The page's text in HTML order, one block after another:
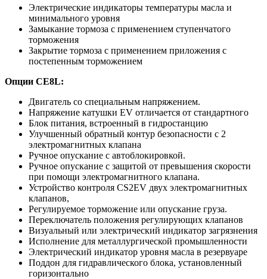
Электрические индикаторы температуры масла и
минимального уровня
Замыкание тормоза с применением ступенчатого
торможения
Закрытие тормоза с применением приложения с
постепенным торможением
Опции CE8L:
Двигатель со специальным напряжением.
Напряжение катушки EV отличается от стандартного
Блок питания, встроенный в гидростанцию
Улучшенный обратный контур безопасности с 2
электромагнитных клапана
Ручное опускание с автоблокировкой.
Ручное опускание с защитой от превышения скорости
при помощи электромагнитного клапана.
Устройство контроля CS2EV двух электромагнитных
клапанов,
Регулируемое торможение или опускание груза.
Переключатель положения регулирующих клапанов
Визуальный или электрический индикатор загрязнения
Исполнение для металлургической промышленности
Электрический индикатор уровня масла в резервуаре
Поддон для гидравлического блока, установленный
горизонтально